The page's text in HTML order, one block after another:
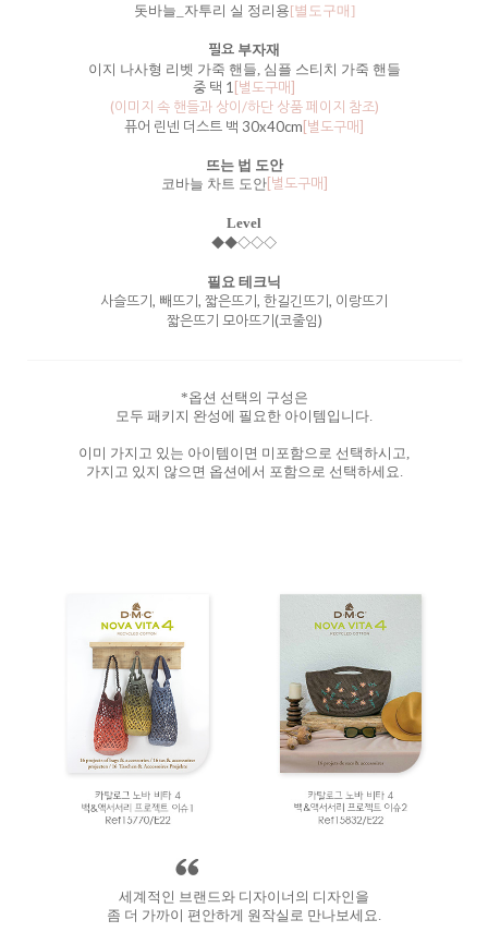
돗바늘_자투리 실 정리용[별도구매]
필요 부자재
이지 나사형 리벳 가죽 핸들, 심플 스티치 가죽 핸들
중 택 1 [별도구매]
(이미지 속 핸들과 상이/하단 상품 페이지 참조)
퓨어 린넨 더스트 백 30x40cm[별도구매]
뜨는 법 도안
코바늘 차트 도안[별도구매]
Level
◆◆◇◇◇
필요 테크닉
사슬뜨기, 빼뜨기, 짧은뜨기, 한길긴뜨기, 이랑뜨기
짧은뜨기 모아뜨기(코줄임)
*옵션 선택의 구성은
모두 패키지 완성에 필요한 아이템입니다.
이미 가지고 있는 아이템이면 미포함으로 선택하시고,
가지고 있지 않으면 옵션에서 포함으로 선택하세요.
세계적인 브랜드와 디자이너의 디자인을
좀 더 가까이 편안하게 원작실로 만나보세요.